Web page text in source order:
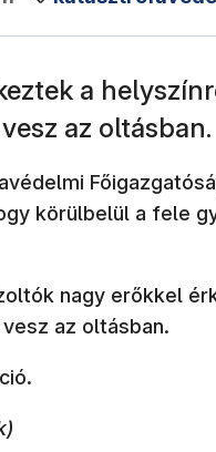
a
az oltásban.
körülbelül a fele
nagy erőkkel
az oltásban.